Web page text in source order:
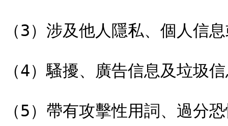
（3）涉及他人隱私、個人信
（4）騷擾、廣告信息及垃圾
（5）帶有攻擊性用詞、過分